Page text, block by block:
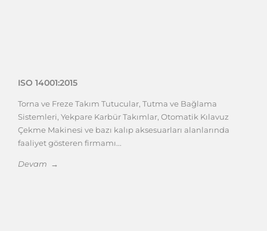
ISO 14001:2015
Torna ve Freze Takım Tutucular, Tutma ve Bağlama
Sistemleri, Yekpare Karbür Takımlar, Otomatik Kılavuz
Çekme Makinesi ve bazı kalıp aksesuarları alanlarında
faaliyet gösteren firmamı...
Devam →